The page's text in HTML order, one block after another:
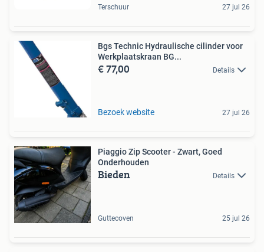
Terschuur 27 jul 26
Bgs Technic Hydraulische cilinder voor
Werkplaatskraan BG...
€ 77,00 Details
Bezoek website 27 jul 26
Piaggio Zip Scooter - Zwart, Goed
Onderhouden
Bieden Details
Guttecoven 25 jul 26